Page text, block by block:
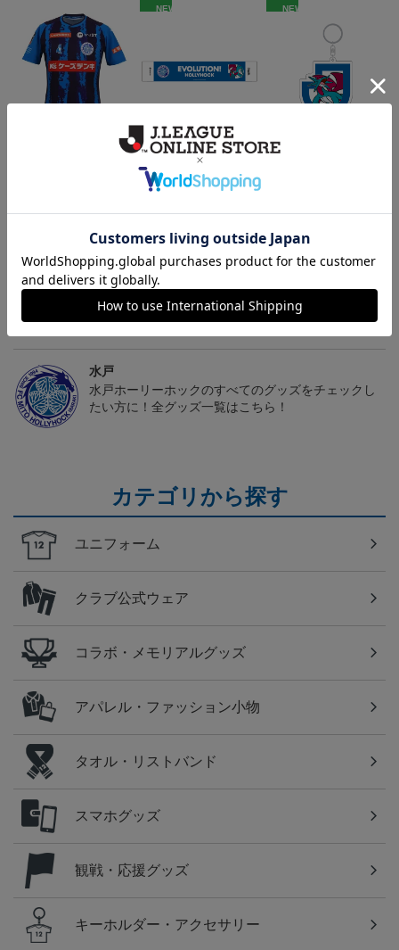
（Sｰ3XL）2026/27 オー
NEW
水戸ホーリーホック ボ
ーマンダ タオルマフラー
NEW
水戸ホーリーホック ボ
トピックス
水戸
の必須アイテム！
水戸
水戸ホーリーホックのすべてのグッズをチェックし
たい方に！全グッズ一覧はこちら！
カテゴリから探す
ユニフォーム
クラブ公式ウェア
コラボ・メモリアルグッズ
アパレル・ファッション小物
タオル・リストバンド
スマホグッズ
観戦・応援グッズ
キーホルダー・アクセサリー